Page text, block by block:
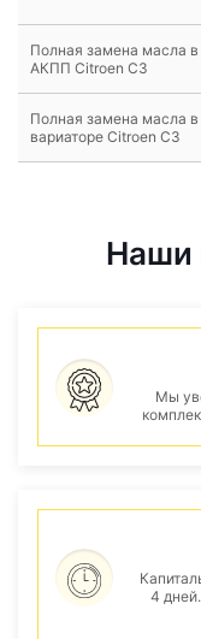
Полная замена масла в
АКПП Citroen C3
Полная замена масла в
вариаторе Citroen C3
Наши
Мы
4